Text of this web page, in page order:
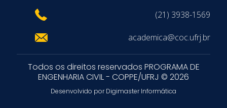
(21) 3938-1569
academica@coc.ufrj.br
Todos os direitos reservados PROGRAMA DE
ENGENHARIA CIVIL - COPPE/UFRJ © 2026
Desenvolvido por Digimaster Informática